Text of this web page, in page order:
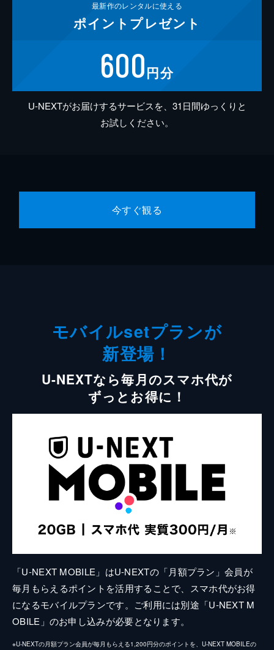
最新作のレンタルに使える
ポイント プレゼント
600円分
U-NEXTがお届けするサービスを、31日間ゆっくりと
お試しください。
今すぐ観る
モバイルsetプランが
新登場！
U-NEXTなら毎月のスマホ代が
ずっとお得に！
「U-NEXT MOBILE」はU-NEXTの「月額プラン」会員が
毎月もらえるポイントを活用することで、スマホ代がお得
になるモバイルプランです。ご利用には別途「U-NEXT M
OBILE」のお申し込みが必要となります。
※U-NEXTの月額プラン会員が毎月もらえる1,200円分のポイントを、U-NEXT MOBILEの